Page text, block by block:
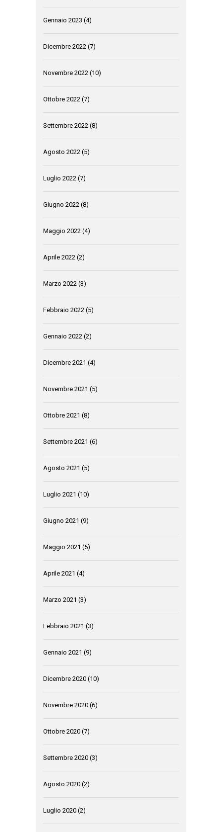
Gennaio 2023 (4)
Dicembre 2022 (7)
Novembre 2022 (10)
Ottobre 2022 (7)
Settembre 2022 (8)
Agosto 2022 (5)
Luglio 2022 (7)
Giugno 2022 (8)
Maggio 2022 (4)
Aprile 2022 (2)
Marzo 2022 (3)
Febbraio 2022 (5)
Gennaio 2022 (2)
Dicembre 2021 (4)
Novembre 2021 (5)
Ottobre 2021 (8)
Settembre 2021 (6)
Agosto 2021 (5)
Luglio 2021 (10)
Giugno 2021 (9)
Maggio 2021 (5)
Aprile 2021 (4)
Marzo 2021 (3)
Febbraio 2021 (3)
Gennaio 2021 (9)
Dicembre 2020 (10)
Novembre 2020 (6)
Ottobre 2020 (7)
Settembre 2020 (3)
Agosto 2020 (2)
Luglio 2020 (2)